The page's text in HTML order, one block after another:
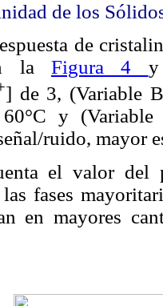
de los
de
la Figura 4
] de 3, (Variable
60°C y
ruido, mayor
el valor del
fases
en mayores